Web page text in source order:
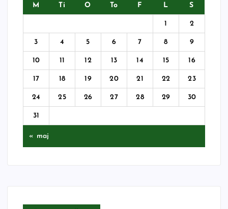
M Ti O To F L S
1 2
3 4 5 6 7 8 9
10 11 12 13 14 15 16
17 18 19 20 21 22 23
24 25 26 27 28 29 30
31
« maj